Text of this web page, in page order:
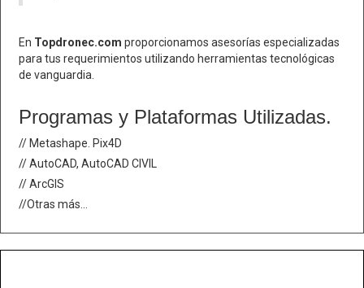
En Topdronec.com proporcionamos asesorías especializadas
para tus requerimientos utilizando herramientas tecnológicas
de vanguardia.
Programas y Plataformas Utilizadas.
// Metashape. Pix4D
// AutoCAD, AutoCAD CIVIL
// ArcGIS
//Otras más...